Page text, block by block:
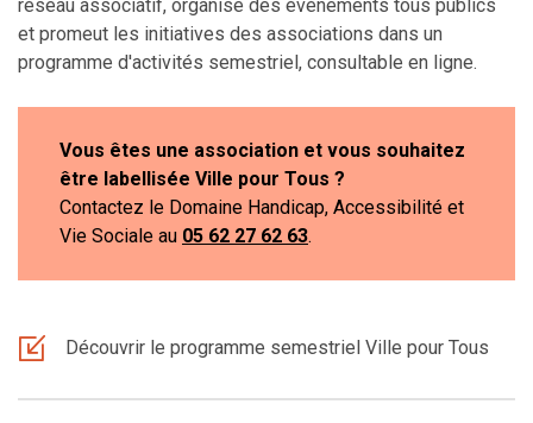
réseau associatif, organise des évènements tous publics
et promeut les initiatives des associations dans un
programme d'activités semestriel, consultable en ligne.
Vous êtes une association et vous souhaitez
être labellisée Ville pour Tous ?
Contactez le Domaine Handicap, Accessibilité et
Vie Sociale au 05 62 27 62 63.
Découvrir le programme semestriel Ville pour Tous